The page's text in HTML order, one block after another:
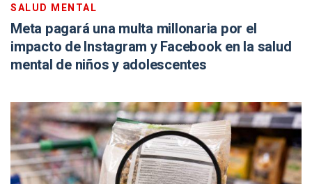
SALUD MENTAL
Meta pagará una multa millonaria por el
impacto de Instagram y Facebook en la salud
mental de niños y adolescentes